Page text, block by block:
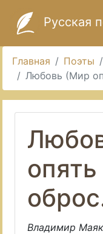
Русская
Главная Поэты
Любовь (Мир
Владимир